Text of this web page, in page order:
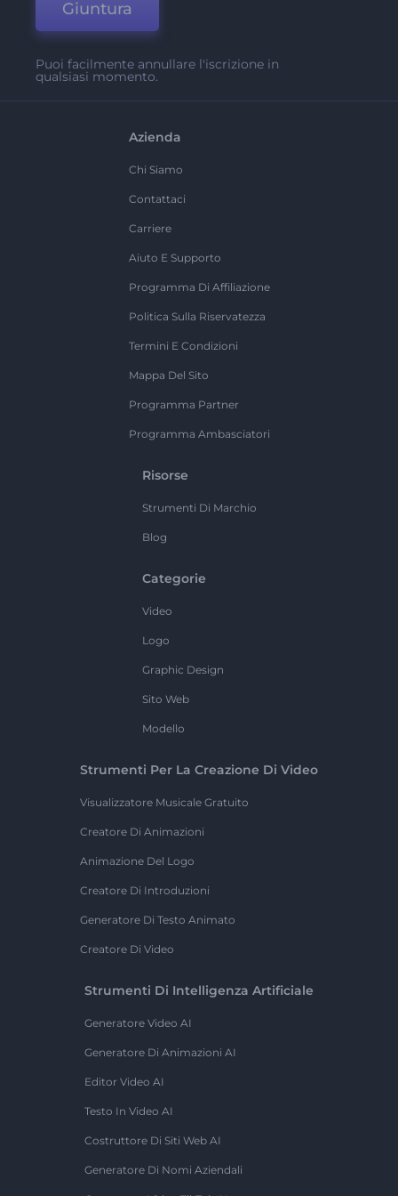
Giuntura
Puoi facilmente annullare l'iscrizione in
qualsiasi momento.
Azienda
Chi Siamo
Contattaci
Carriere
Aiuto E Supporto
Programma Di Affiliazione
Politica Sulla Riservatezza
Termini E Condizioni
Mappa Del Sito
Programma Partner
Programma Ambasciatori
Risorse
Strumenti Di Marchio
Blog
Categorie
Video
Logo
Graphic Design
Sito Web
Modello
Strumenti Per La Creazione Di Video
Visualizzatore Musicale Gratuito
Creatore Di Animazioni
Animazione Del Logo
Creatore Di Introduzioni
Generatore Di Testo Animato
Creatore Di Video
Strumenti Di Intelligenza Artificiale
Generatore Video AI
Generatore Di Animazioni AI
Editor Video AI
Testo In Video AI
Costruttore Di Siti Web AI
Generatore Di Nomi Aziendali